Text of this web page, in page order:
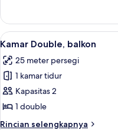
Suite
Junior
Lihat
semua
foto
untuk
Kamar
Double,
balkon
15
Kamar Double, balkon
25 meter persegi
1 kamar tidur
Kapasitas 2
1 double
Rincian selengkapnya
Rincian